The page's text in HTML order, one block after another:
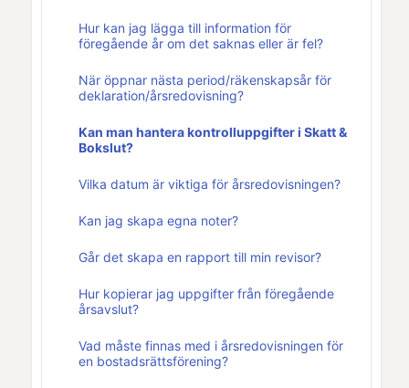
Hur kan jag lägga till information för
föregående år om det saknas eller är fel?
När öppnar nästa period/räkenskapsår för
deklaration/årsredovisning?
Kan man hantera kontrolluppgifter i Skatt &
Bokslut?
Vilka datum är viktiga för årsredovisningen?
Kan jag skapa egna noter?
Går det skapa en rapport till min revisor?
Hur kopierar jag uppgifter från föregående
årsavslut?
Vad måste finnas med i årsredovisningen för
en bostadsrättsförening?